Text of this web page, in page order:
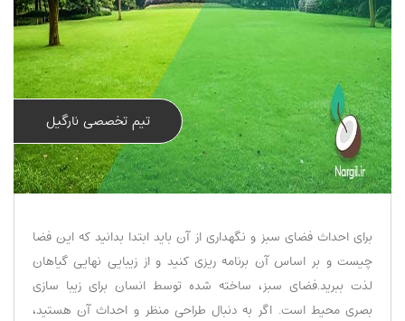
تیم تخصصی نارگیل
برای احداث فضای سبز و نگهداری از آن باید ابتدا بدانید که این فضا
چیست و بر اساس آن برنامه ریزی کنید و از زیبایی نهایی گیاهان
لذت ببرید.فضای سبز، ساخته شده توسط انسان برای زیبا سازی
بصری محیط است. اگر به دنبال طراحی منظر و احداث آن هستید،